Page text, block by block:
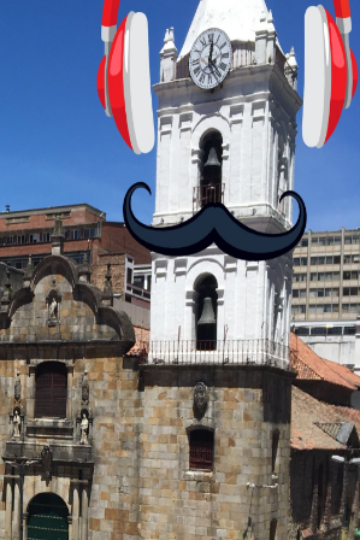
visuales. ¿Será posible que una app que
antes nos enseñó francés, ahora nos
convierta en jugadores de ajedrez? Aún
no podrás jugar contra otros humanos
La aplicación Duolingo fue lanzada en
2012 y cuenta con más de 37 millones
de usuarios activos diarios. Desde 2022,
empeza...